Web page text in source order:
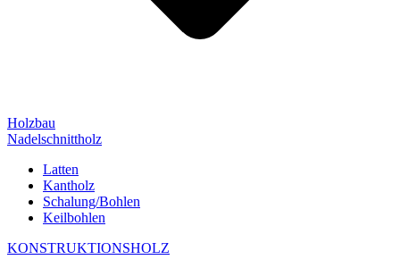
Holzbau
Nadelschnittholz
Latten
Kantholz
Schalung/Bohlen
Keilbohlen
KONSTRUKTIONSHOLZ